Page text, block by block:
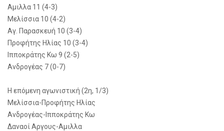
Αμιλλα 11 (4-3)
Μελίσσια 10 (4-2)
Αγ. Παρασκευή 10 (3-4)
Προφήτης Ηλίας 10 (3-4)
Ιπποκράτης Κω 9 (2-5)
Ανδρογέας 7 (0-7)
Η επόμενη αγωνιστική (2η, 1/3)
Μελίσσια-Προφήτης Ηλίας
Ανδρογέας-Ιπποκράτης Κω
Δαναοί Αργους-Αμιλλα